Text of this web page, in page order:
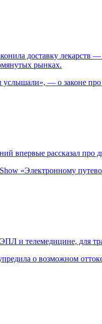
доставку
рынках.
— о законе про
впервые рассказал про
«Электронному
и телемедицине, для
о возможном